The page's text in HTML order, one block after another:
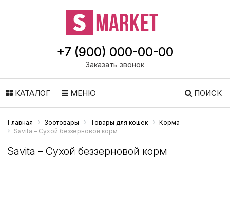
+7 (900) 000-00-00
Заказать звонок
КАТАЛОГ МЕНЮ ПОИСК
Главная Зоотовары Товары для кошек
Корма
Savita – Сухой беззерновой корм
Savita – Сухой беззерновой корм